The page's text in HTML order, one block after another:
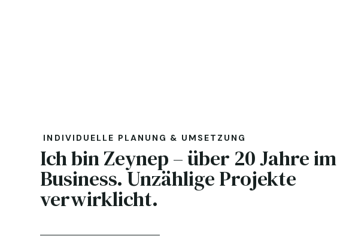
INDIVIDUELLE PLANUNG & UMSETZUNG
Ich bin Zeynep – über 20 Jahre im
Business. Unzählige Projekte
verwirklicht.